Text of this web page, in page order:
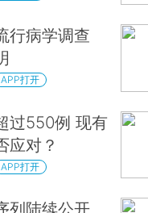
行病学调查
APP打开
过550例 现有
应对？
APP打开
列陆续公开